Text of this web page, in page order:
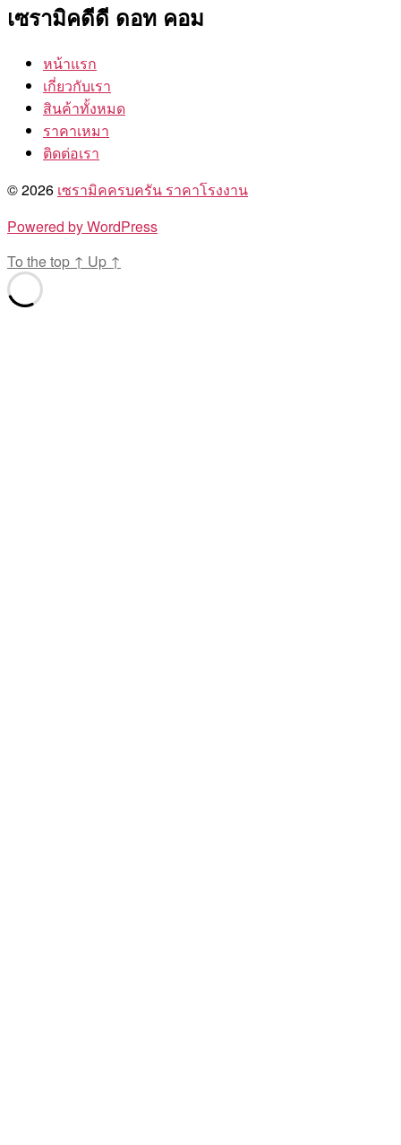
เซรามิคดีดี ดอท คอม
หน้าแรก
เกี่ยวกับเรา
สินค้าทั้งหมด
ราคาเหมา
ติดต่อเรา
© 2026 เซรามิคครบครัน ราคาโรงงาน
Powered by WordPress
To the top ↑ Up ↑